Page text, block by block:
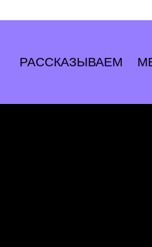
РАССКАЗЫВАЕМ